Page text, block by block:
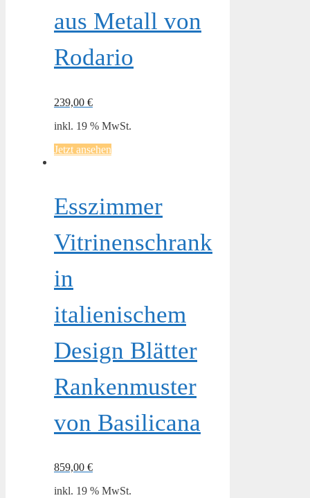
aus Metall von
Rodario
239,00 €
inkl. 19 % MwSt.
Jetzt ansehen
Esszimmer
Vitrinenschrank
in
italienischem
Design Blätter
Rankenmuster
von Basilicana
859,00 €
inkl. 19 % MwSt.